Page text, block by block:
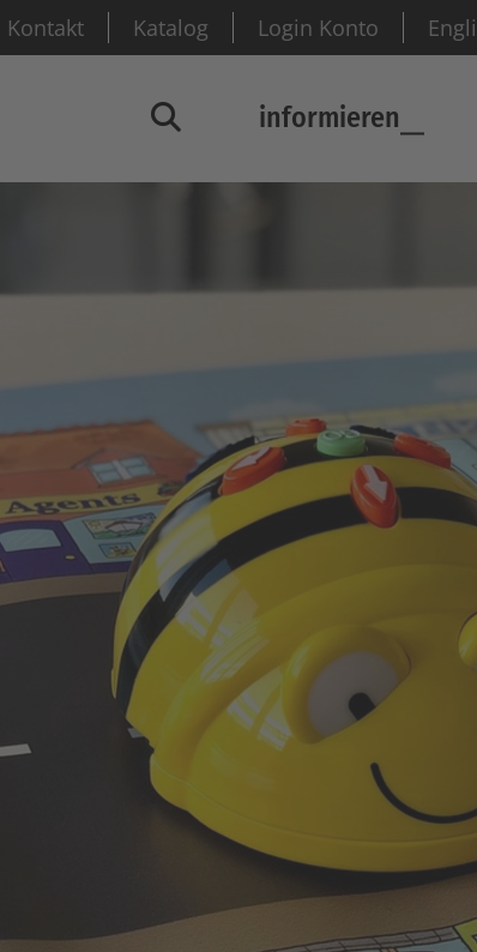
Kontakt Katalog Login Konto
Suchfensterinformieren